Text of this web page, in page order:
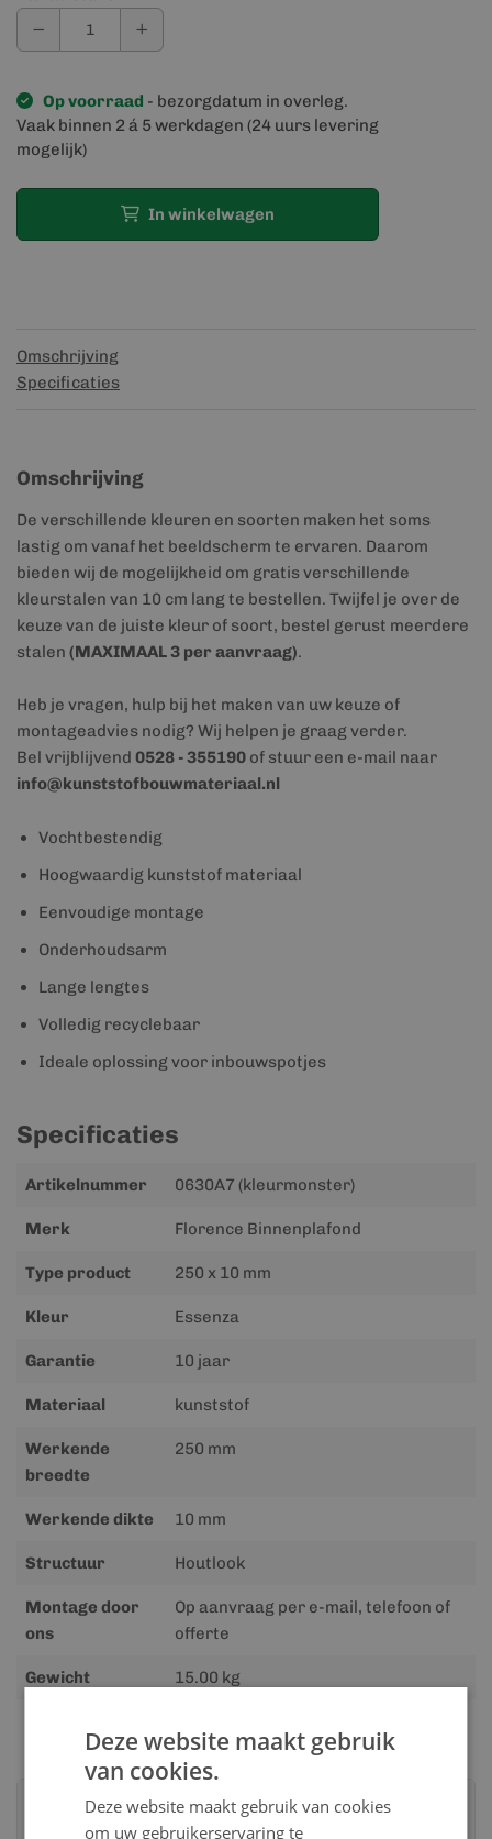
Op voorraad - bezorgdatum in overleg.
Vaak binnen 2 á 5 werkdagen (24 uurs levering
mogelijk)
In winkelwagen
Omschrijving
Specificaties
Omschrijving
De verschillende kleuren en soorten maken het soms
lastig om vanaf het beeldscherm te ervaren. Daarom
bieden wij de mogelijkheid om gratis verschillende
kleurstalen van 10 cm lang te bestellen. Twijfel je over de
keuze van de juiste kleur of soort, bestel gerust meerdere
stalen (MAXIMAAL 3 per aanvraag).
Heb je vragen, hulp bij het maken van uw keuze of
montageadvies nodig? Wij helpen je graag verder.
Bel vrijblijvend 0528 - 355190 of stuur een e-mail naar
info@kunststofbouwmateriaal.nl
Vochtbestendig
Hoogwaardig kunststof materiaal
Eenvoudige montage
Onderhoudsarm
Lange lengtes
Volledig recyclebaar
Ideale oplossing voor inbouwspotjes
Specificaties
Meer
Artikelnummer 0630A7 (kleurmonster)
Merk Florence Binnenplafond
Type product 250 x 10 mm
Kleur Essenza
Garantie 10 jaar
Materiaal kunststof
Werkende
breedte
250 mm
Werkende dikte 10 mm
Structuur Houtlook
Montage door
ons
Op aanvraag per e-mail, telefoon of
offerte
Gewicht 15.00 kg
Advies nodig?
Neem contact op met een van onze
Deze website maakt gebruik
van cookies.
Deze website maakt gebruik van cookies
om uw gebruikerservaring te